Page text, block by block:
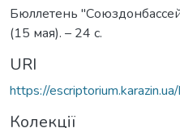
Бюллетень
(15 мая). – 24 с.
URI
https://
Колекції